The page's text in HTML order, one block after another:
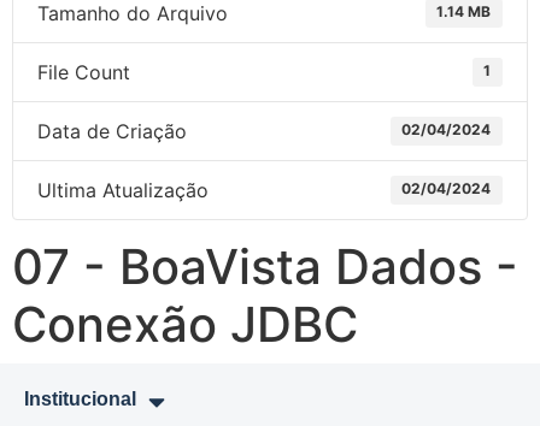
Tamanho do Arquivo 1.14 MB
File Count 1
Data de Criação 02/04/2024
Ultima Atualização 02/04/2024
07 - BoaVista Dados -
Conexão JDBC
Institucional